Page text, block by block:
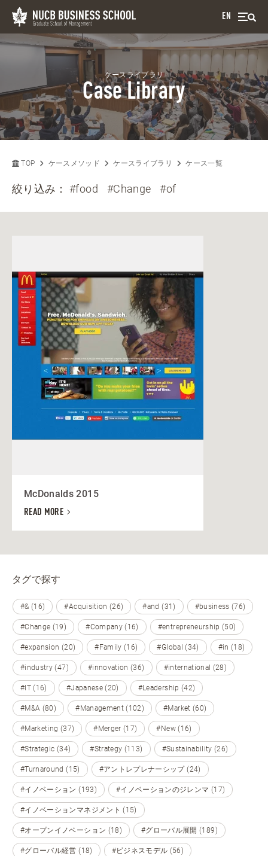
EN
ケースライブラリ
Case Library
TOP ケースメソッド ケースライブラリ ケース一覧
絞り込み：#food #Change #of
McDonalds 2015
READ MORE
タグで探す
#& (16) #Acquisition (26) #and (31) #business (76)
#Change (19) #Company (16) #entrepreneurship (50)
#expansion (20) #Family (16) #Global (34) #in (18)
#industry (47) #innovation (36) #international (28)
#IT (16) #Japanese (20) #Leadership (42)
#M&A (80) #Management (102) #Market (60)
#Marketing (37) #Merger (17) #New (16)
#Strategic (34) #Strategy (113) #Sustainability (26)
#Turnaround (15) #アントレプレナーシップ (24)
#イノベーション (193) #イノベーションのジレンマ (17)
#イノベーションマネジメント (15)
#オープンイノベーション (18) #グローバル展開 (189)
#グローバル経営 (18) #ビジネスモデル (56)